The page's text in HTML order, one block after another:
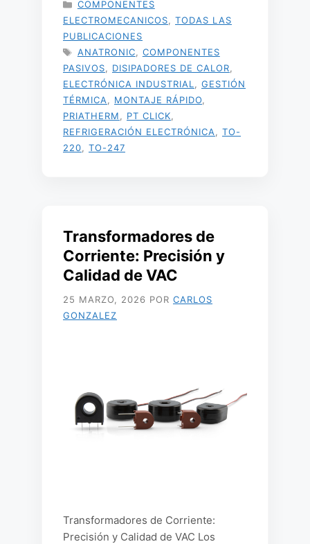
COMPONENTES
ELECTROMECANICOS
TODAS LAS
PUBLICACIONES
ETIQUETAS
ANATRONIC
COMPONENTES
PASIVOS
DISIPADORES DE CALOR
ELECTRÓNICA INDUSTRIAL
GESTIÓN
TÉRMICA
MONTAJE RÁPIDO
PRIATHERM
PT CLICK
REFRIGERACIÓN ELECTRÓNICA
TO-
220
TO-247
Transformadores de
Corriente: Precisión y
Calidad de VAC
25 MARZO, 2026 POR CARLOS
GONZALEZ
Transformadores de Corriente:
Precisión y Calidad de VAC Los